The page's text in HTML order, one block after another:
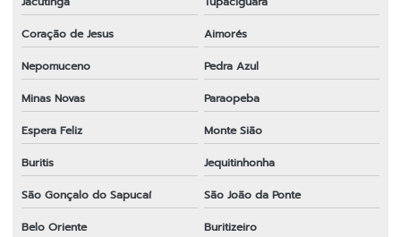
Coração de Jesus
Aimorés
Nepomuceno
Pedra Azul
Minas Novas
Paraopeba
Espera Feliz
Monte Sião
Buritis
Jequitinhonha
São Gonçalo do Sapucaí
São João da Ponte
Belo Oriente
Buritizeiro